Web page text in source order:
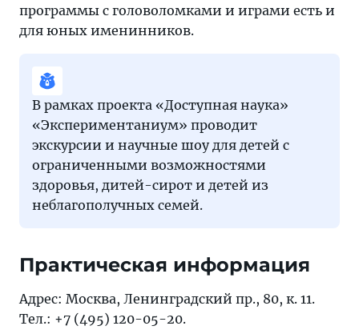
программы с головоломками и играми есть и
для юных именинников.
В рамках проекта «Доступная наука»
«Экспериментаниум» проводит
экскурсии и научные шоу для детей с
ограниченными возможностями
здоровья, дитей-сирот и детей из
неблагополучных семей.
Практическая информация
Адрес: Москва, Ленинградский пр., 80, к. 11.
Тел.: +7 (495) 120-05-20.